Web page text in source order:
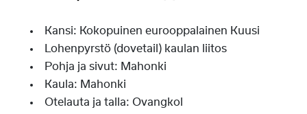
Kansi: Kokopuinen eurooppalainen Kuusi
Lohenpyrstö (dovetail) kaulan liitos
Pohja ja sivut: Mahonki
Kaula: Mahonki
Otelauta ja talla: Ovangkol